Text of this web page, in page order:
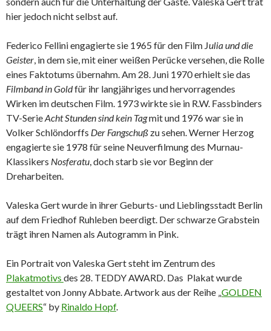
hier jedoch nicht selbst auf.
Federico Fellini engagierte sie 1965 für den Film Julia und die
Geister, in dem sie, mit einer weißen Perücke versehen, die Rolle
eines Faktotums übernahm. Am 28. Juni 1970 erhielt sie das
Filmband in Goldfür ihr langjähriges und hervorragendes
Wirken im deutschen Film. 1973 wirkte sie in R.W. Fassbinders
TV-SerieAcht Stunden sind kein Tagmit und 1976 war sie in
Volker Schlöndorffs Der Fangschuß zu sehen. Werner Herzog
engagierte sie 1978 für seine Neuverfilmung des Murnau-
Klassikers Nosferatu, doch starb sie vor Beginn der
Dreharbeiten.
Valeska Gert wurde in ihrer Geburts- und Lieblingsstadt Berlin
auf dem Friedhof Ruhleben beerdigt. Der schwarze Grabstein
trägt ihren Namen als Autogramm in Pink.
Ein Portrait von Valeska Gert steht im Zentrum des
Plakatmotivs des 28. TEDDY AWARD. Das Plakat wurde
gestaltet von Jonny Abbate. Artwork aus der Reihe „GOLDEN
QUEERS“ by Rinaldo Hopf.